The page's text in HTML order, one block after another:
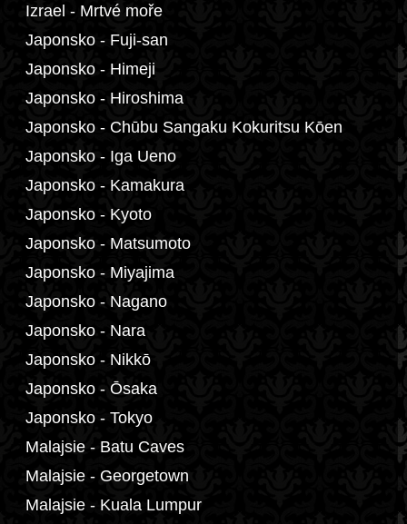
Izrael - Mrtvé moře
Japonsko - Fuji-san
Japonsko - Himeji
Japonsko - Hiroshima
Japonsko - Chūbu Sangaku Kokuritsu Kōen
Japonsko - Iga Ueno
Japonsko - Kamakura
Japonsko - Kyoto
Japonsko - Matsumoto
Japonsko - Miyajima
Japonsko - Nagano
Japonsko - Nara
Japonsko - Nikkō
Japonsko - Ōsaka
Japonsko - Tokyo
Malajsie - Batu Caves
Malajsie - Georgetown
Malajsie - Kuala Lumpur